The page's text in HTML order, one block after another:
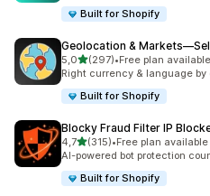
Built for Shopify
Geolocation &
5,0z 5 hvězd
(297)
Celkový počet recenzí: 297
•Free plan available
Right currency & language
Built for Shopify
Blocky Fraud Filter IP
4,7z 5 hvězd
(315)
Celkový počet recenzí: 315
•Free plan available
AI-powered bot protection
Built for Shopify